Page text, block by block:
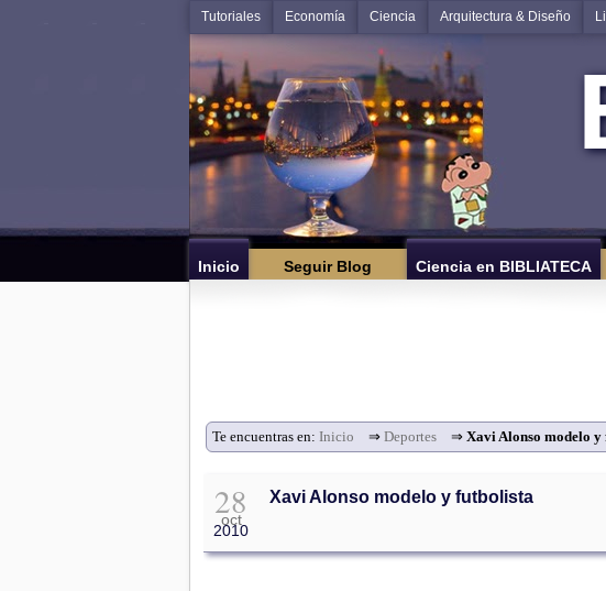
Tutoriales Economía Ciencia Arquitectura & Diseño
Inicio Seguir Blog Ciencia en BIBLIATECA
Te encuentras en: Inicio ⇒ Deportes ⇒ Xavi Alonso modelo
28
oct
2010
Xavi Alonso modelo y futbolista